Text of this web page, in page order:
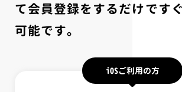
て会員登録をするだけです
可能です。
iOSご利用の方